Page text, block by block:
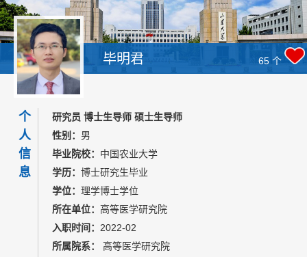
Awards
Lab Members
Photo Gallery
News
Join Our Lab
毕明君 65 个
个
人
信
息
研究员 博士生导师 硕士生导师
性别： 男
毕业院校： 中国农业大学
学历： 博士研究生毕业
学位： 理学博士学位
所在单位： 高等医学研究院
入职时间： 2022-02
所属院系：
高等医学研究院